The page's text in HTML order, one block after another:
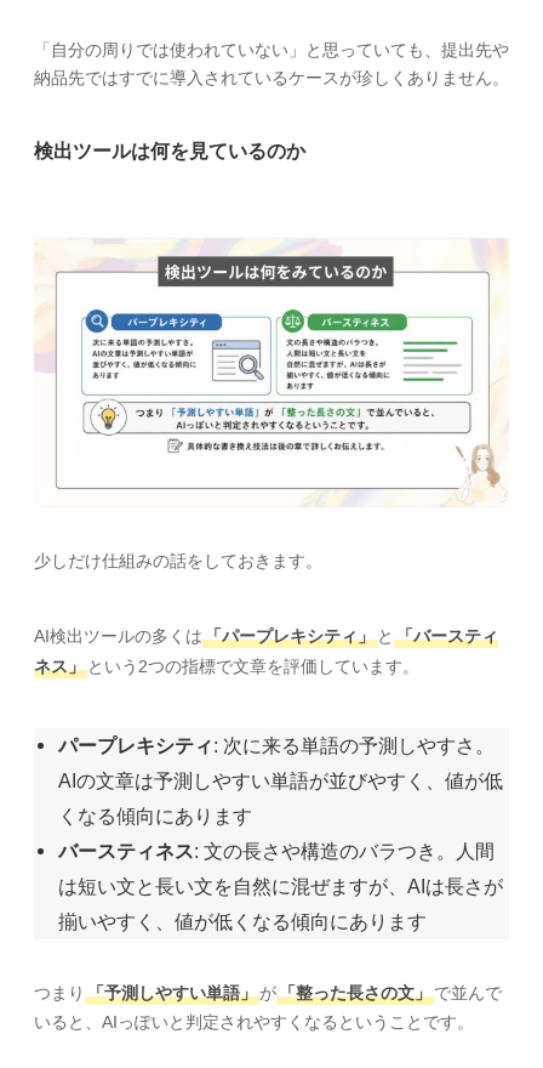
「自分の周りでは使われていない」と思っていても、提出先や
納品先ではすでに導入されているケースが珍しくありません。
検出ツールは何を見ているのか
少しだけ仕組みの話をしておきます。
AI検出ツールの多くは「パープレキシティ」 と 「バースティ
ネス」 という2つの指標で文章を評価しています。
パープレキシティ: 次に来る単語の予測しやすさ。
AIの文章は予測しやすい単語が並びやすく、値が低
くなる傾向にあります
バースティネス: 文の長さや構造のバラつき。人間
は短い文と長い文を自然に混ぜますが、AIは長さが
揃いやすく、値が低くなる傾向にあります
つまり 「予測しやすい単語」が「整った長さの文」で並んで
いると、AIっぽいと判定されやすくなるということです。